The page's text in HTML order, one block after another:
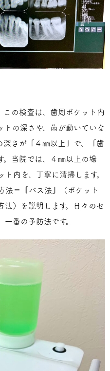
この検査は、歯周ポケット内
トの深さや、歯が動いていな
深さが「４㎜以上」で、「歯
。当院では、４㎜以上の場
内を、丁寧に清掃します。
法＝『バス法』（ポケット
法）を説明します。日々のセ
番の予防法です。